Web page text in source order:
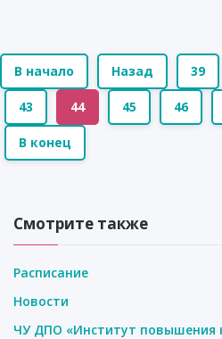
В начало Назад 39
43 44 45 46
В конец
Смотрите также
Расписание
Новости
ЧУ ДПО «Институт повышения